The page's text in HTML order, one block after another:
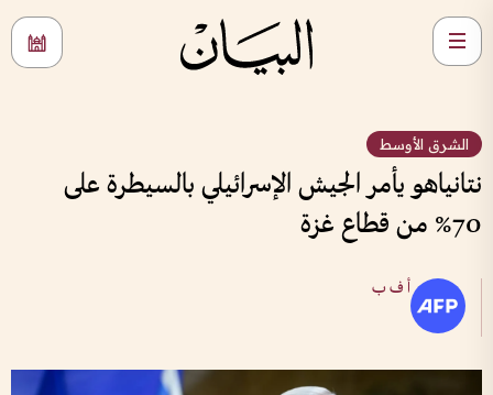
الشرق الأوسط
نتانياهو يأمر الجيش الإسرائيلي بالسيطرة على
70% من قطاع غزة
أ ف ب